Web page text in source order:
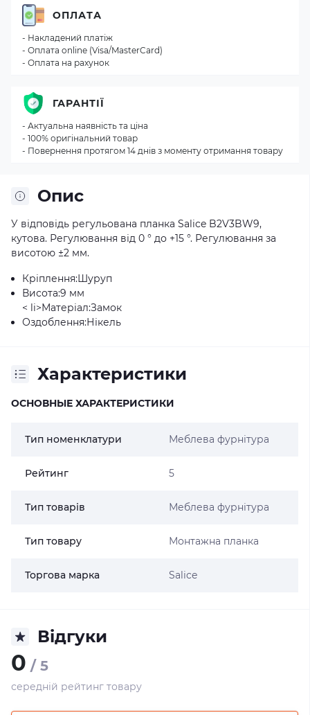
Опис
У відповідь регульована планка Salice B2V3BW9,
кутова. Регулювання від 0 ° до +15 °. Регулювання за
висотою ±2 мм.
Кріплення:Шуруп
Висота:9 мм
< li>Матеріал:Замок
Оздоблення:Нікель
Характеристики
ОСНОВНЫЕ ХАРАКТЕРИСТИКИ
Тип номенклатури Меблева фурнітура
Рейтинг 5
Тип товарів Меблева фурнітура
Тип товару Монтажна планка
Торгова марка Salice
Відгуки
0 / 5
середній рейтинг товару
ОПЛАТА
- Накладений платіж
- Оплата online (Visa/MasterCard)
- Оплата на рахунок
ГАРАНТІЇ
- Актуальна наявність та ціна
- 100% оригінальний товар
- Повернення протягом 14 днів з моменту отримання товару